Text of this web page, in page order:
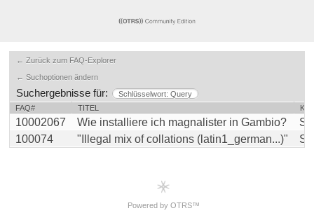
← Zurück zum FAQ-Explorer
← Suchoptionen ändern
Suchergebnisse für:
Schlüsselwort: Query
FAQ#
TITEL
10002067 Wie installiere ich magnalister in Gambio?
100074
"Illegal mix of collations (latin1_german...)"
Powered by OTRS™